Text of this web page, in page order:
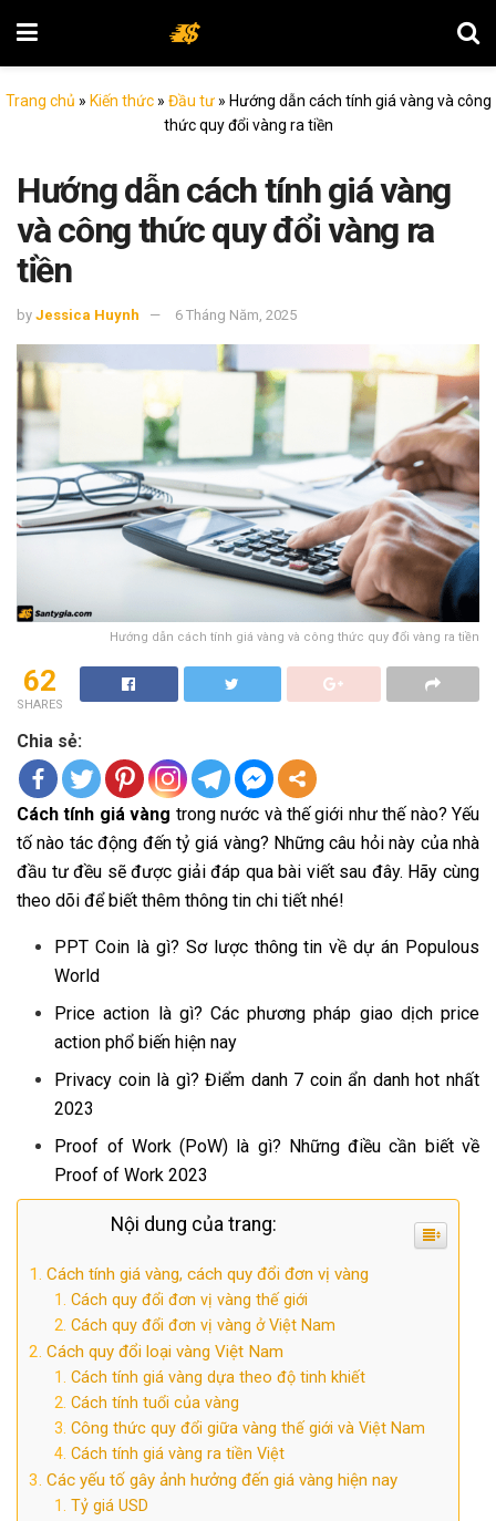
Trang chủ » Kiến thức» Đầu tư» Hướng dẫn cách tính giá vàng và công
thức quy đổi vàng ra tiền
Hướng dẫn cách tính giá vàng
và công thức quy đổi vàng ra
tiền
by Jessica Huynh 6 Tháng Năm, 2025
Hướng dẫn cách tính giá vàng và công thức quy đổi vàng ra tiền
62
SHARES
Chia sẻ:
Cách tính giá vàng trong nước và thế giới như thế nào? Yếu
tố nào tác động đến tỷ giá vàng? Những câu hỏi này của nhà
đầu tư đều sẽ được giải đáp qua bài viết sau đây. Hãy cùng
theo dõi để biết thêm thông tin chi tiết nhé!
PPT Coin là gì? Sơ lược thông tin về dự án Populous
World
Price action là gì? Các phương pháp giao dịch price
action phổ biến hiện nay
Privacy coin là gì? Điểm danh 7 coin ẩn danh hot nhất
2023
Proof of Work (PoW) là gì? Những điều cần biết về
Proof of Work 2023
Nội dung của trang:
Cách tính giá vàng, cách quy đổi đơn vị vàng
Cách quy đổi đơn vị vàng thế giới
Cách quy đổi đơn vị vàng ở Việt Nam
Cách quy đổi loại vàng Việt Nam
Cách tính giá vàng dựa theo độ tinh khiết
Cách tính tuổi của vàng
Công thức quy đổi giữa vàng thế giới và Việt Nam
Cách tính giá vàng ra tiền Việt
Các yếu tố gây ảnh hưởng đến giá vàng hiện nay
Tỷ giá USD